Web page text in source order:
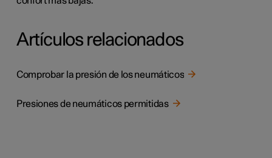
Artículos relacionados
Comprobar la presión de los neumáticos
Presiones de neumáticos permitidas